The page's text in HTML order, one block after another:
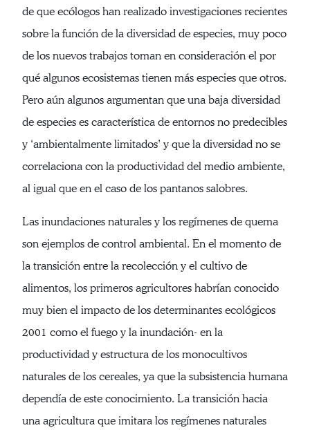
de que ecólogos han realizado investigaciones recientes
sobre la función de la diversidad de especies, muy poco
de los nuevos trabajos toman en consideración el por
qué algunos ecosistemas tienen más especies que otros.
Pero aún algunos argumentan que una baja diversidad
de especies es característica de entornos no predecibles
y ‘ambientalmente limitados’ y que la diversidad no se
correlaciona con la productividad del medio ambiente,
al igual que en el caso de los pantanos salobres.
Las inundaciones naturales y los regímenes de quema
son ejemplos de control ambiental. En el momento de
la transición entre la recolección y el cultivo de
alimentos, los primeros agricultores habrían conocido
muy bien el impacto de los determinantes ecológicos
2001 como el fuego y la inundación- en la
productividad y estructura de los monocultivos
naturales de los cereales, ya que la subsistencia humana
dependía de este conocimiento. La transición hacia
una agricultura que imitara los regímenes naturales